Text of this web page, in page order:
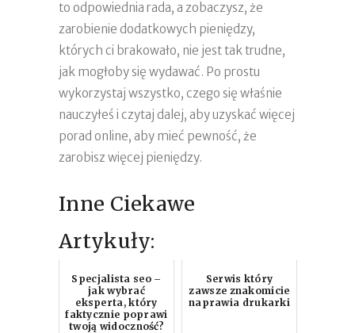
to odpowiednia rada, a zobaczysz, że
zarobienie dodatkowych pieniędzy,
których ci brakowało, nie jest tak trudne,
jak mogłoby się wydawać. Po prostu
wykorzystaj wszystko, czego się właśnie
nauczyłeś i czytaj dalej, aby uzyskać więcej
porad online, aby mieć pewność, że
zarobisz więcej pieniędzy.
Inne Ciekawe
Artykuły:
Specjalista seo –
jak wybrać
eksperta, który
faktycznie poprawi
twoją widoczność?
Serwis który
zawsze znakomicie
naprawia drukarki